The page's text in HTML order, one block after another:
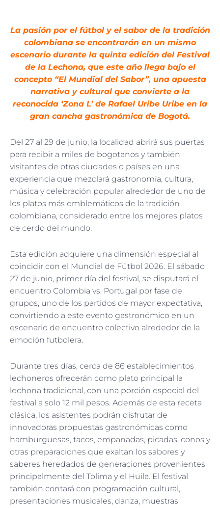
La pasión por el fútbol y el sabor de la tradición
colombiana se encontrarán en un mismo
escenario durante la quinta edición del Festival
de la Lechona, que este año llega bajo el
concepto “El Mundial del Sabor”, una apuesta
narrativa y cultural que convierte a la
reconocida ‘Zona L’ de Rafael Uribe Uribe en la
gran cancha gastronómica de Bogotá.
Del 27 al 29 de junio, la localidad abrirá sus puertas
para recibir a miles de bogotanos y también
visitantes de otras ciudades o países en una
experiencia que mezclará gastronomía, cultura,
música y celebración popular alrededor de uno de
los platos más emblemáticos de la tradición
colombiana, considerado entre los mejores platos
de cerdo del mundo.
Esta edición adquiere una dimensión especial al
coincidir con el Mundial de Fútbol 2026. El sábado
27 de junio, primer día del festival, se disputará el
encuentro Colombia vs. Portugal por fase de
grupos, uno de los partidos de mayor expectativa,
convirtiendo a este evento gastronómico en un
escenario de encuentro colectivo alrededor de la
emoción futbolera.
Durante tres días, cerca de 86 establecimientos
lechoneros ofrecerán como plato principal la
lechona tradicional, con una porción especial del
festival a solo 12 mil pesos. Además de esta receta
clásica, los asistentes podrán disfrutar de
innovadoras propuestas gastronómicas como
hamburguesas, tacos, empanadas, picadas, conos y
otras preparaciones que exaltan los sabores y
saberes heredados de generaciones provenientes
principalmente del Tolima y el Huila. El festival
también contará con programación cultural,
presentaciones musicales, danza, muestras